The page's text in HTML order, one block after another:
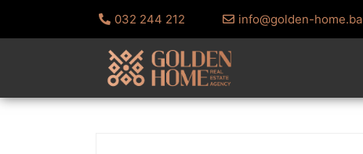
032 244 212 info@golden-home.ba